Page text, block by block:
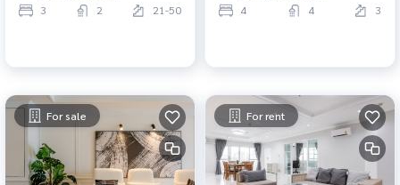
3 2 21-50 4 4 3
For sale For rent